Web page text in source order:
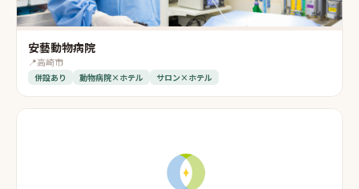
安藝動物病院
📍高崎市
併設あり 動物病院×ホテル サロン×ホテル